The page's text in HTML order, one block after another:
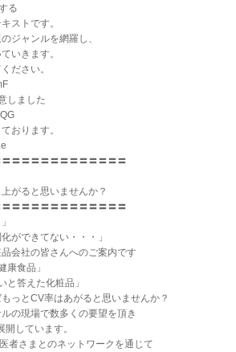
る
ストです。
ジャンルを網羅し、
いきます。
ださい。
しました
ております。
〓〓〓〓〓〓〓〓〓〓〓〓
がると思いませんか？
〓〓〓〓〓〓〓〓〓〓〓〓
ができてない・・・」
会社の皆さんへのご案内です
康食品」
と答えた化粧品」
っとCV率はあがると思いませんか？
の現場で数多くの要望を頂き
しています。
者さまとのネットワークを通じて